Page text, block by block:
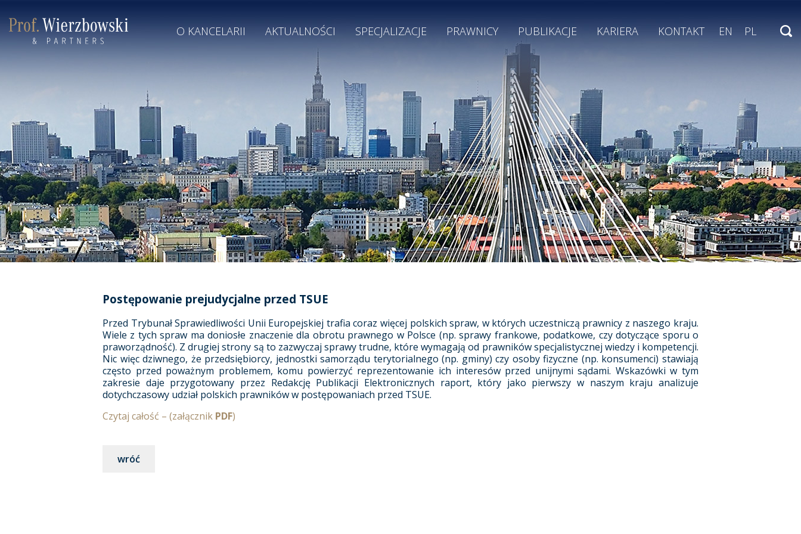
O KANCELARII AKTUALNOŚCI SPECJALIZACJE PRAWNICY PUBLIKACJE KARIERA KONTAKT EN PL
Postępowanie prejudycjalne przed TSUE
Przed Trybunał Sprawiedliwości Unii Europejskiej trafia coraz więcej polskich spraw, w których uczestniczą prawnicy z naszego kraju.
Wiele z tych spraw ma doniosłe znaczenie dla obrotu prawnego w Polsce (np. sprawy frankowe, podatkowe, czy dotyczące sporu o
praworządność). Z drugiej strony są to zazwyczaj sprawy trudne, które wymagają od prawników specjalistycznej wiedzy i kompetencji.
Nic więc dziwnego, że przedsiębiorcy, jednostki samorządu terytorialnego (np. gminy) czy osoby fizyczne (np. konsumenci) stawiają
często przed poważnym problemem, komu powierzyć reprezentowanie ich interesów przed unijnymi sądami. Wskazówki w tym
zakresie daje przygotowany przez Redakcję Publikacji Elektronicznych raport, który jako pierwszy w naszym kraju analizuje
dotychczasowy udział polskich prawników w postępowaniach przed TSUE.
Czytaj całość – (załącznik PDF)
wróć